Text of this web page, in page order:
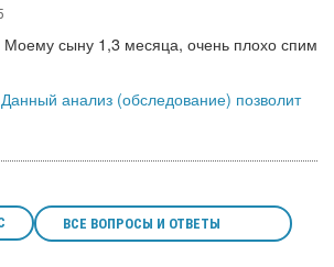
сыну 1,3 месяца, очень плохо спим
анализ (обследование) позволит
ВСЕ ВОПРОСЫ И ОТВЕТЫ